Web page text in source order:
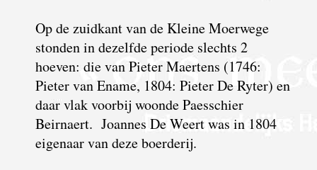
Op de zuidkant van de Kleine Moerwege
stonden in dezelfde periode slechts 2
hoeven: die van Pieter Maertens (1746:
Pieter van Ename, 1804: Pieter De Ryter) en
daar vlak voorbij woonde Paesschier
Beirnaert. Joannes De Weert was in 1804
eigenaar van deze boerderij.